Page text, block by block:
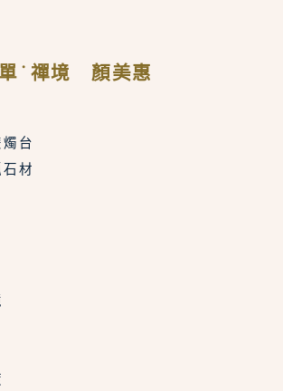
˙禪境 顏美惠
台
材